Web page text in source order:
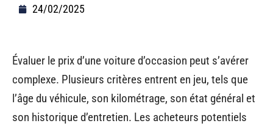
24/02/2025
Évaluer le prix d’une voiture d’occasion peut s’avérer
complexe. Plusieurs critères entrent en jeu, tels que
l’âge du véhicule, son kilométrage, son état général et
son historique d’entretien. Les acheteurs potentiels